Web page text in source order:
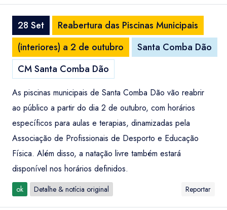
28 Set
Reabertura das Piscinas Municipais
(interiores) a 2 de outubro
Santa Comba Dão
CM Santa Comba Dão
As piscinas municipais de Santa Comba Dão vão reabrir
ao público a partir do dia 2 de outubro, com horários
específicos para aulas e terapias, dinamizadas pela
Associação de Profissionais de Desporto e Educação
Física. Além disso, a natação livre também estará
disponível nos horários definidos.
ok Detalhe & notícia original Reportar